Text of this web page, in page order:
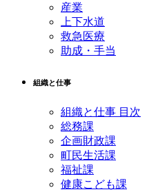
産業
上下水道
救急医療
助成・手当
組織と仕事
組織と仕事 目次
総務課
企画財政課
町民生活課
福祉課
健康こども課